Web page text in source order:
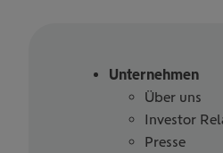
Unternehmen
Über uns
Investor
Presse